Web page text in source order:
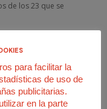
de los 23 que se
la Federación de
los 5 delegados
para facilitar la
de uso de
publicitarias.
en la parte